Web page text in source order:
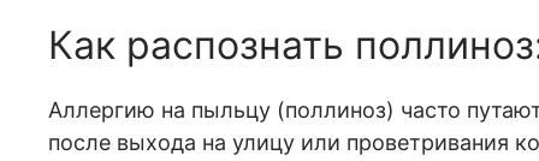
Как распознать
Аллергию на пыльцу (поллиноз) часто
после выхода на улицу или проветривания